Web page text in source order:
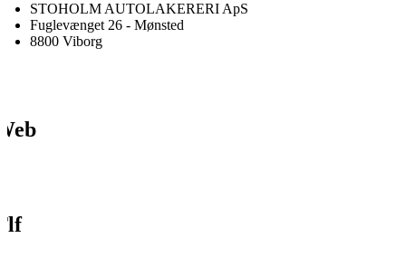
STOHOLM AUTOLAKERERI ApS
Fuglevænget 26 - Mønsted
8800 Viborg